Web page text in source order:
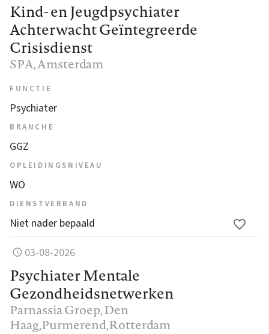
Kind- en Jeugdpsychiater
Achterwacht Geïntegreerde
Crisisdienst
SPA, Amsterdam
FUNCTIE
Psychiater
BRANCHE
GGZ
OPLEIDINGSNIVEAU
WO
DIENSTVERBAND
Niet nader bepaald
03-08-2026
Psychiater Mentale
Gezondheidsnetwerken
Parnassia Groep, Den
Haag,Purmerend,Rotterdam